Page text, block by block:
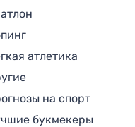
атлетика
на спорт
букмекеры